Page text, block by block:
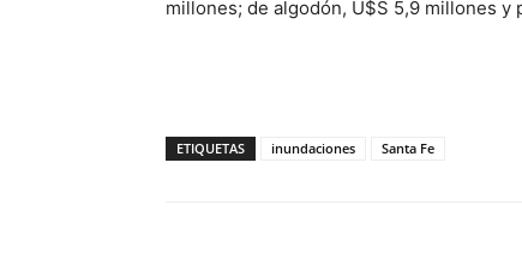
millones; de algodón, U$S 5,9 millones
ETIQUETAS inundaciones Santa Fe